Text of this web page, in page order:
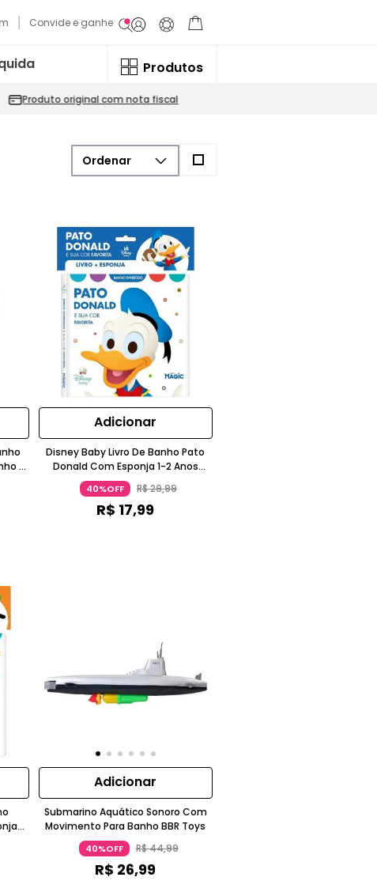
Convide e ganhe
Produtos
Produto original com nota fiscal
3
Adicionar
Disney Baby Livro De Banho Pato
Donald Com Esponja 1-2 Anos
Ciranda Cultural
40%OFF R$29,99
R$ 17,99
Adicionar
Submarino Aquático Sonoro Com
Movimento Para Banho BBR Toys
40%OFF R$44,99
R$ 26,99